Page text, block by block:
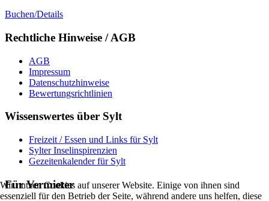
Buchen/Details
Rechtliche Hinweise / AGB
AGB
Impressum
Datenschutzhinweise
Bewertungsrichtlinien
Wissenswertes über Sylt
Freizeit / Essen und Links für Sylt
Sylter Inselinspirenzien
Gezeitenkalender für Sylt
Für Vermieter
Wir nutzen Cookies auf unserer Website. Einige von ihnen sind
essenziell für den Betrieb der Seite, während andere uns helfen, diese